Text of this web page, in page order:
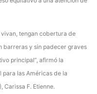
vivan, tengan cobertura de
barreras y sin padecer graves
principal”, afirmó la
las Américas de la
Carissa F. Etienne.